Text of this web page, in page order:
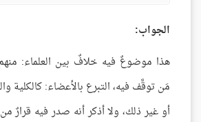
الجواب:
هذا موضوعٌ فيه خلافٌ بين العلماء:
مَن توقَّف فيه، التبرع بالأعضاء: كالكلية
أو غير ذلك، ولا أذكر أنه صدر فيه قرارٌ